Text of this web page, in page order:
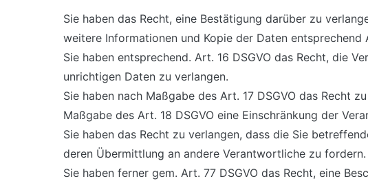
Sie haben das Recht, eine Bestätigung darüber zu
weitere Informationen und Kopie der Daten entsprechend
Sie haben entsprechend. Art. 16 DSGVO das Recht, die
unrichtigen Daten zu verlangen.
Sie haben nach Maßgabe des Art. 17 DSGVO das Recht
Maßgabe des Art. 18 DSGVO eine Einschränkung der
Sie haben das Recht zu verlangen, dass die Sie
deren Übermittlung an andere Verantwortliche zu fordern.
Sie haben ferner gem. Art. 77 DSGVO das Recht, eine